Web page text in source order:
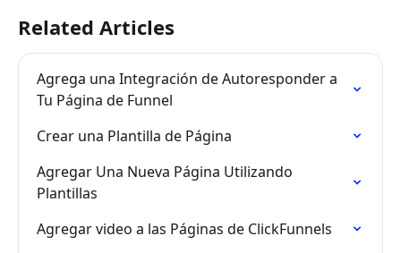
Related Articles
Agrega una Integración de Autoresponder a
Tu Página de Funnel
Crear una Plantilla de Página
Agregar Una Nueva Página Utilizando
Plantillas
Agregar video a las Páginas de ClickFunnels